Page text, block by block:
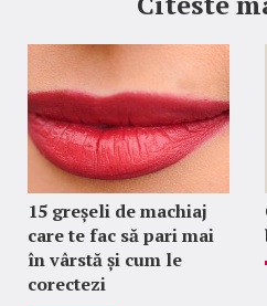
15 greșeli de machiaj
care te fac să pari mai
în vârstă și cum le
corectezi